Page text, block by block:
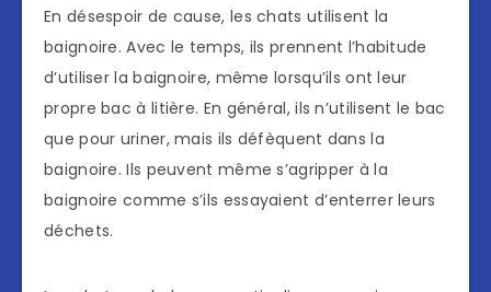
En désespoir de cause, les chats utilisent la
baignoire. Avec le temps, ils prennent l’habitude
d’utiliser la baignoire, même lorsqu’ils ont leur
propre bac à litière. En général, ils n’utilisent le bac
que pour uriner, mais ils défèquent dans la
baignoire. Ils peuvent même s’agripper à la
baignoire comme s’ils essayaient d’enterrer leurs
déchets.